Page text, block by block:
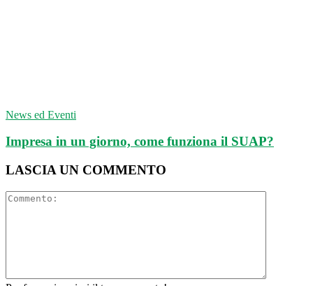
News ed Eventi
Impresa in un giorno, come funziona il SUAP?
LASCIA UN COMMENTO